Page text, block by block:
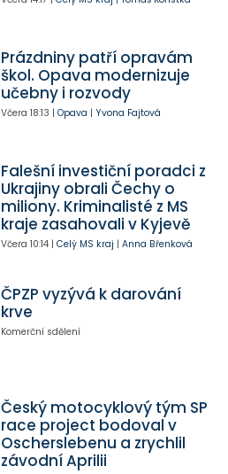
Prázdniny patří opravám
škol. Opava modernizuje
učebny i rozvody
Včera 18:13 | Opava | Yvona Fajtová
Falešní investiční poradci z
Ukrajiny obrali Čechy o
miliony. Kriminalisté z MS
kraje zasahovali v Kyjevě
Včera 10:14| Celý MS kraj | Anna Břenková
ČPZP vyzývá k darování
krve
Komerční sdělení
Český motocyklový tým SP
race project bodoval v
Oscherslebenu a zrychlil
závodní Aprilii